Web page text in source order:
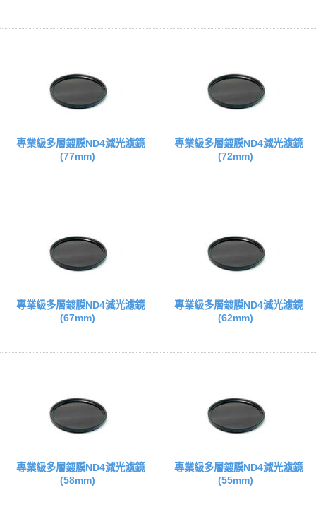
專業級多層鍍膜ND4減光濾鏡
(77mm)
專業級多層鍍膜ND4減光濾鏡
(72mm)
專業級多層鍍膜ND4減光濾鏡
(67mm)
專業級多層鍍膜ND4減光濾鏡
(62mm)
專業級多層鍍膜ND4減光濾鏡
(58mm)
專業級多層鍍膜ND4減光濾鏡
(55mm)